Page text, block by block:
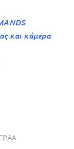
και κάμερα